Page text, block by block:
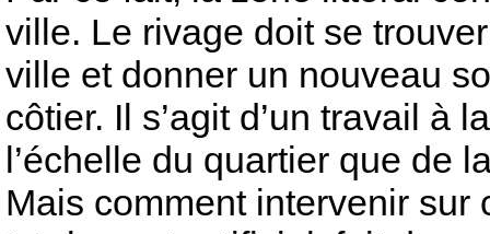
ville. Le rivage doit se
ville et donner un nouveau
côtier. Il s’agit d’un travail à
l’échelle du quartier que de
Mais comment intervenir